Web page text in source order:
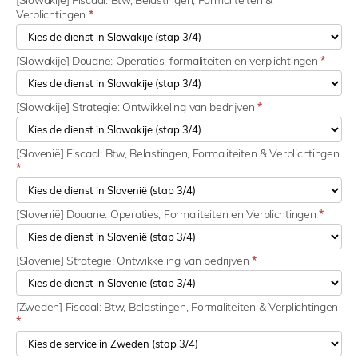
Verplichtingen *
[Slowakije] Douane: Operaties, formaliteiten en verplichtingen*
[Slowakije] Strategie: Ontwikkeling van bedrijven*
[Slovenië] Fiscaal: Btw, Belastingen, Formaliteiten & Verplichtingen
*
[Slovenië] Douane: Operaties, Formaliteiten en Verplichtingen*
[Slovenië] Strategie: Ontwikkeling van bedrijven*
[Zweden] Fiscaal: Btw, Belastingen, Formaliteiten & Verplichtingen
*